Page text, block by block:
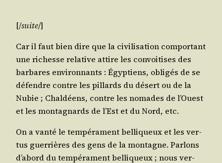
[/​suite/​]
Car il faut bien dire que la civi­li­sa­tion com­por­tant
une richesse rela­tive attire les convoi­tises des
bar­bares envi­ron­nants : Égyp­tiens, obli­gés de se
défendre contre les pillards du désert ou de la
Nubie ; Chal­déens, contre les nomades de l’Ouest
et les mon­ta­gnards de l’Est et du Nord, etc.
On a van­té le tem­pé­ra­ment bel­li­queux et les ver­
tus guer­rières des gens de la mon­tagne. Par­lons
d’a­bord du tem­pé­ra­ment bel­li­queux ; nous ver­